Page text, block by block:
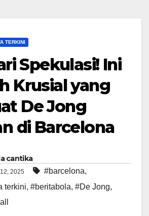
TERKINI
Spekulasi! Ini
Krusial yang
De Jong
di Barcelona
cantika
2025 #barcelona,
terkini, #beritabola, #De Jong,